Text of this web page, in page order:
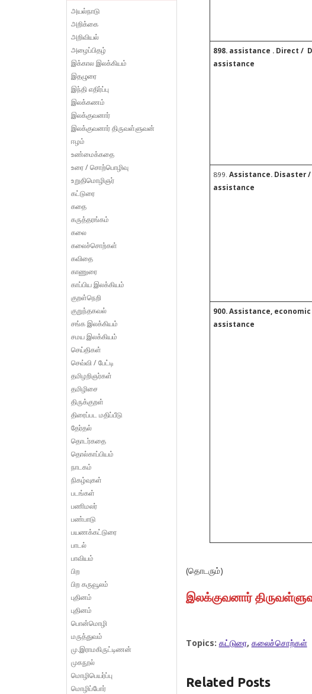
898. assistance . Direct /
assistance
899.Assistance. Disaster
assistance
900. Assistance,
assistance
(தொடரும்)
இலக்குவனார்
Topics: கட்டுரை, கலைச்சொற்கள்
Related Posts
அயல்நாடு
அறிக்கை
அறிவியல்
அழைப்பிதழ்
இக்கால இலக்கியம்
இதழுரை
இந்தி எதிர்ப்பு
இலக்கணம்
இலக்குவனார்
இலக்குவனார் திருவள்ளுவன்
ஈழம்
உண்மைக்கதை
உரை / சொற்பொழிவு
உறுதிமொழிஞர்
கட்டுரை
கதை
கருத்தரங்கம்
கலை
கலைச்சொற்கள்
கவிதை
காணுரை
காப்பிய இலக்கியம்
குறள்நெறி
குறுந்தகவல்
சங்க இலக்கியம்
சமய இலக்கியம்
செய்திகள்
செவ்வி / பேட்டி
தமிழறிஞர்கள்
தமிழிசை
திருக்குறள்
திரைப்பட மதிப்பீடு
தேர்தல்
தொடர்கதை
தொல்காப்பியம்
நாடகம்
நிகழ்வுகள்
படங்கள்
பணிமலர்
பண்பாடு
பயணக்கட்டுரை
பாடல்
பாவியம்
பிற
பிற கருவூலம்
புதினம்
புதினம்
பொன்மொழி
மருத்துவம்
மு.இராமகிருட்டிணன்
முகநூல்
மொழிபெயர்ப்பு
மொழிப்போர்